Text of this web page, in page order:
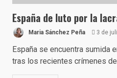
España de luto por la
Maria Sánchez Peña 3 de
España se encuentra sumida
tras los recientes crímenes